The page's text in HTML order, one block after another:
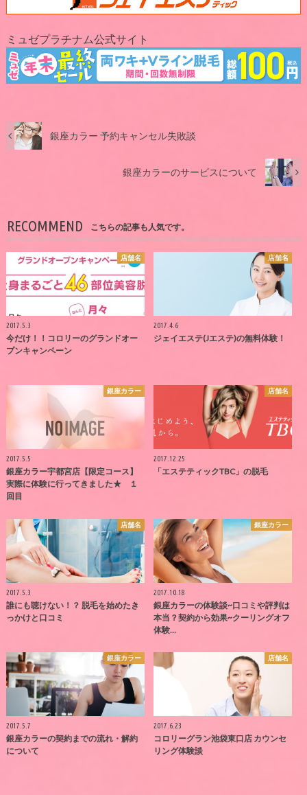
ミュゼプラチナム公式サイト
銀座カラー 予約キャンセル失敗談
銀座カラーのサービスについて
RECOMMEND こちらの記事も人気です。
店舗名
2017.5.3
今だけ！！コロリーのグランドオー
プンキャンペーン
店舗名
2017.4.6
ジェイエステ(Jエステ)の無料体験！
銀座カラー
2017.5.5
銀座カラー宇都宮店【限定コース】
実際に体験に行ってきました★ １
回目
店舗名
2017.12.25
「エステティックTBC」の脱毛
店舗名
2017.5.3
誰にも聴けない！？ 脱毛を始めたき
っかけと口コミ
銀座カラー
2017.10.18
銀座カラーの体験談~口コミや評判は
本当？契約から効果~クーリングオフ
体験…
銀座カラー
2017.5.7
銀座カラーの契約までの流れ・解約
について
店舗名
2017.6.23
コロリーグラン池袋東口店 カウンセ
リング体験談